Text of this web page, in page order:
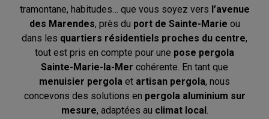
tramontane, habitudes… que vous soyez vers l’avenue
des Marendes, près du port de Sainte-Marie ou
dans les quartiers résidentiels proches du centre,
tout est pris en compte pour une pose pergola
Sainte-Marie-la-Mer cohérente. En tant que
menuisier pergola et artisan pergola, nous
concevons des solutions en pergola aluminium sur
mesure, adaptées au climat local.